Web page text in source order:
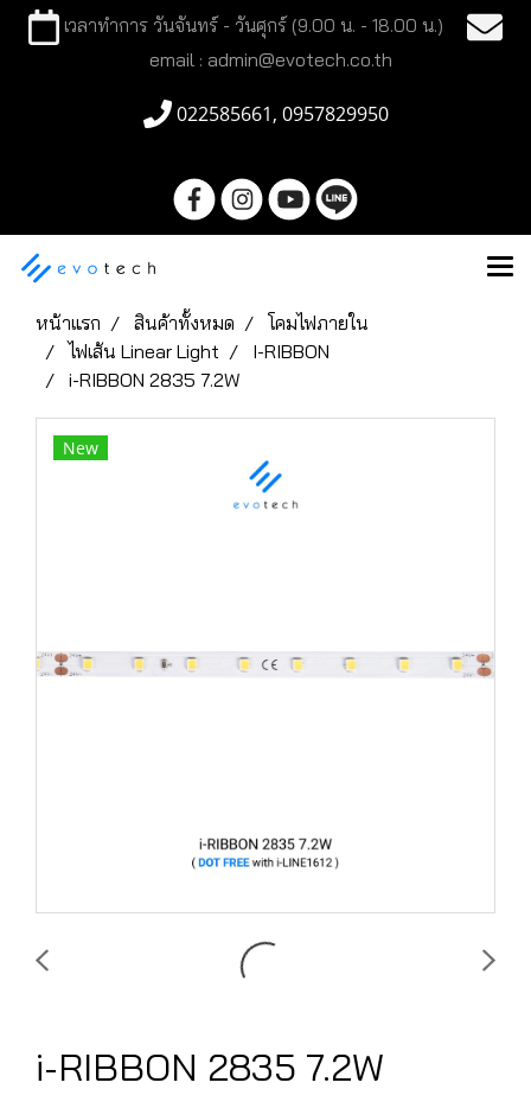
เวลาทำการ วันจันทร์ - วันศุกร์ (9.00 น. - 18.00 น.)
email : admin@evotech.co.th
022585661, 0957829950
หน้าแรก สินค้าทั้งหมด
โคมไฟภายใน
ไฟเส้น Linear Light
I-RIBBON
i-RIBBON 2835 7.2W
New
i-RIBBON 2835 7.2W